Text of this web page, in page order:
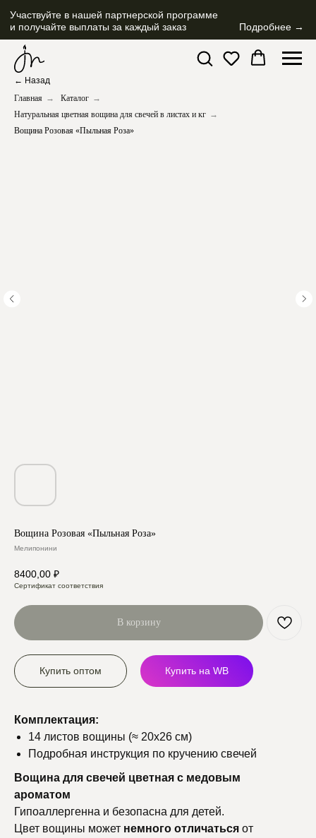
Участвуйте в нашей партнерской программе
и получайте выплаты за каждый заказ Подробнее →
← Назад
Главная → Каталог →
Натуральная цветная вощина для свечей в листах и кг →
Вощина Розовая «Пыльная Роза»
Вощина Розовая «Пыльная Роза»
Мелипонини
8400,00 ₽
Сертификат соответствия
В корзину
Купить оптом Купить на WB
Комплектация:
14 листов вощины (≈ 20х26 см)
Подробная инструкция по кручению свечей
Вощина для свечей цветная с медовым
ароматом
Гипоаллергенна и безопасна для детей.
Цвет вощины может немного отличаться от